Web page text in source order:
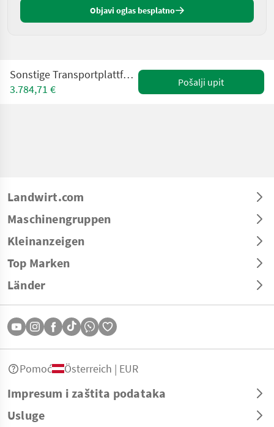
Objavi oglas besplatno
Sonstige Transportplattform für Obstbau/ Orchard platform
3.784,71 €
Pošalji upit
Landwirt.com
Maschinengruppen
Kleinanzeigen
Top Marken
Länder
Impresum i zaštita podataka
Usluge
Pomoć Österreich | EUR